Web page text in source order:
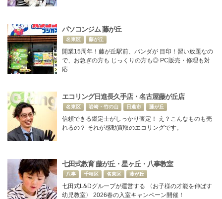
パソコンジム 藤が丘
名東区 藤が丘
開業15周年！藤が丘駅前、パンダが 目印！習い放題なの
で、お急ぎの方も じっくりの方も◎ PC販売・修理も対
応
エコリング日進長久手店・名古屋藤が丘店
名東区 岩崎・竹の山 日進市 藤が丘
信頼できる鑑定士がしっかり査定！ え？こんなものも売
れるの？ それが感動買取のエコリングです。
七田式教育 藤が丘・星ヶ丘・八事教室
八事 千種区 名東区 藤が丘
七田式L&Dグループが運営する 〈お子様の才能を伸ばす
幼児教室〉 2026春の入室キャンペーン開催！